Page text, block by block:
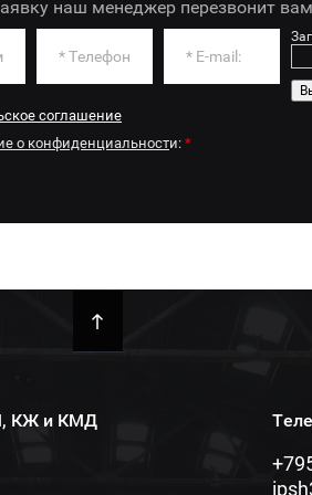
наш менеджер перезвонит вам
соглашение
о конфиденциальности: *
КЖ и КМД